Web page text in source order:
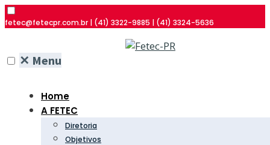
fetec@fetecpr.com.br | (41) 3322-9885 | (41) 3324-5636
✕ Menu
Home
A FETEC
Diretoria
Objetivos